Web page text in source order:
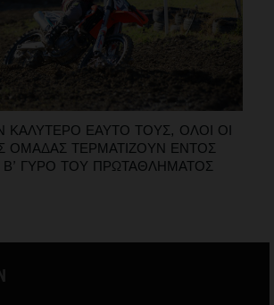
ΚΑΛΥΤΕΡΟ ΕΑΥΤΟ ΤΟΥΣ, ΟΛΟΙ ΟΙ
ΟΜΑΔΑΣ ΤΕΡΜΑΤΙΖΟΥΝ ΕΝΤΟΣ
ΓΥΡΟ ΤΟΥ ΠΡΩΤΑΘΛΗΜΑΤΟΣ